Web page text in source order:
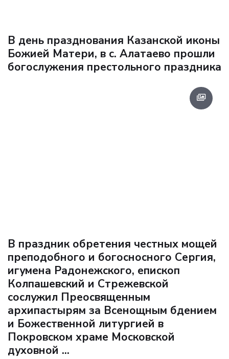
В день празднования Казанской иконы
Божией Матери, в с. Алатаево прошли
богослужения престольного праздника
В праздник обретения честных мощей
преподобного и богосносного Сергия,
игумена Радонежского, епископ
Колпашевский и Стрежевской
сослужил Преосвященным
архипастырям за Всенощным бдением
и Божественной литургией в
Покровском храме Московской
духовной ...